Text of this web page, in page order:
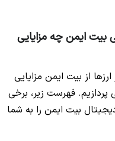
بیت ایمن چه مزایایی
از بیت ایمن مزایایی
فهرست زیر، برخی
بیت ایمن را به شما